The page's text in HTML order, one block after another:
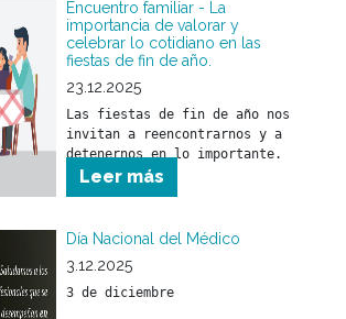
Encuentro familiar - La
importancia de valorar y
celebrar lo cotidiano en las
fiestas de fin de año.
23.12.2025
Las fiestas de fin de año nos
invitan a reencontrarnos y a
detenernos en lo importante.
Leer más
Día Nacional del Médico
3.12.2025
3 de diciembre